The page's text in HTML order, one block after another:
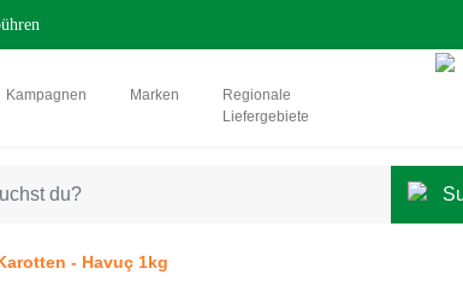
Kampagnen Marken
Regionale
Liefergebiete
- Havuç 1kg